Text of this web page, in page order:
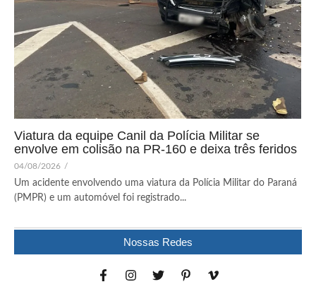
Viatura da equipe Canil da Polícia Militar se
envolve em colisão na PR-160 e deixa três feridos
04/08/2026 /
Um acidente envolvendo uma viatura da Polícia Militar do Paraná
(PMPR) e um automóvel foi registrado...
Nossas Redes